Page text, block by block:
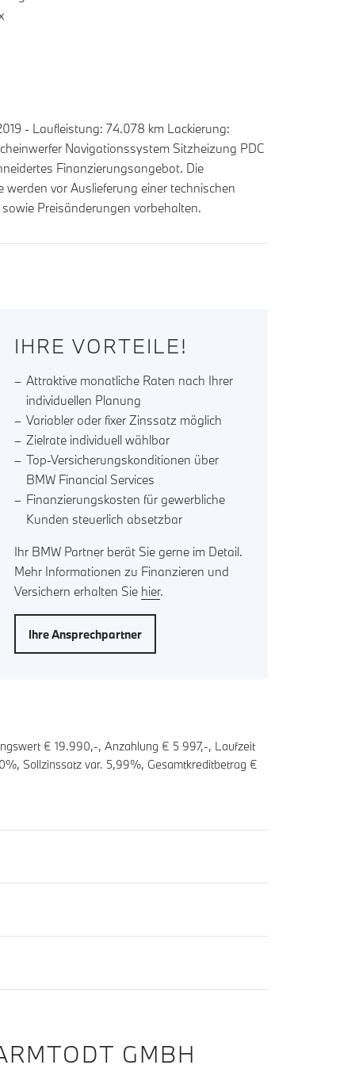
- Laufleistung: 74.078 km Lackierung:
Navigationssystem Sitzheizung PDC
Finanzierungsangebot. Die
vor Auslieferung einer technischen
Preisänderungen vorbehalten.
€ 19.990,-, Anzahlung € 5 997,-, Laufzeit
%, Sollzinssatz var. 5,99%, Gesamtkreditbetrag €
IHRE VORTEILE!
Attraktive monatliche Raten nach Ihrer
individuellen Planung
Variabler oder fixer Zinssatz möglich
Zielrate individuell wählbar
Top-Versicherungskonditionen über
BMW Financial Services
Finanzierungskosten für gewerbliche
Kunden steuerlich absetzbar
Ihr BMW Partner berät Sie gerne im Detail.
Mehr Informationen zu Finanzieren und
Versichern erhalten Sie hier.
Ihre Ansprechpartner
GMBH